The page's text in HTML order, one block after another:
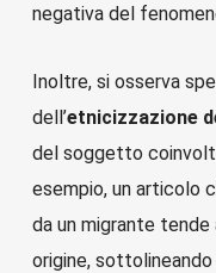
negativa del
Inoltre, si osserva
dell’etnicizzazione
del soggetto
esempio, un articolo
da un migrante
origine,